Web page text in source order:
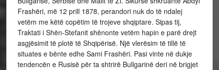
Frashëri, më 12 prill 1878, perandori nuk do të ndalej
vetëm me këtë copëtim të trojeve shqiptare. Sipas tij,
Traktati i Shën-Stefanit shënonte vetëm hapin e parë drejt
asgjësimit të plotë të Shqipërisë. Një vlerësim të tillë të
situates e bënte edhe Sami Frashëri. Pasi vinte në dukje
tendencën e Rusisë për ta shtrirë Bullgarinë deri në brigjet